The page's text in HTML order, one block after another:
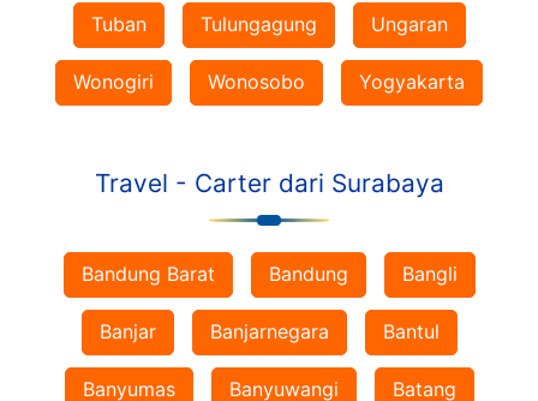
Tuban Tulungagung Ungaran
Wonogiri Wonosobo Yogyakarta
Travel - Carter dari Surabaya
Bandung Barat Bandung Bangli
Banjar Banjarnegara Bantul
Banyumas Banyuwangi Batang